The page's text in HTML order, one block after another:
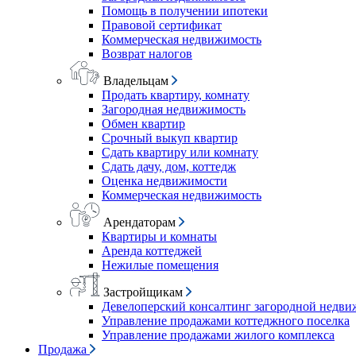
Помощь в получении ипотеки
Правовой сертификат
Коммерческая недвижимость
Возврат налогов
Владельцам
Продать квартиру, комнату
Загородная недвижимость
Обмен квартир
Срочный выкуп квартир
Сдать квартиру или комнату
Сдать дачу, дом, коттедж
Оценка недвижимости
Коммерческая недвижимость
Арендаторам
Квартиры и комнаты
Аренда коттеджей
Нежилые помещения
Застройщикам
Девелоперский консалтинг загородной
Управление продажами коттеджного поселка
Управление продажами жилого комплекса
Продажа